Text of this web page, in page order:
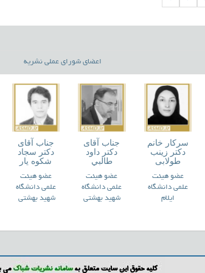
اعضای شورای عملی نشریه
جناب آقای
دکتر علی
یاسینی
عضو هیئت
علمی دانشگاه
ایلام
جناب آقای
دکتر
محمدمهدی
مظفری
عضو هیئت
علمی دانشگاه
سركار خانم
دکتر فرشته
امین
عضو هیئت
علمی دانشگاه